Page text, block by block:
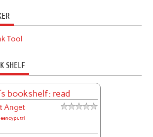
SHELF
bookshelf: read
Anget